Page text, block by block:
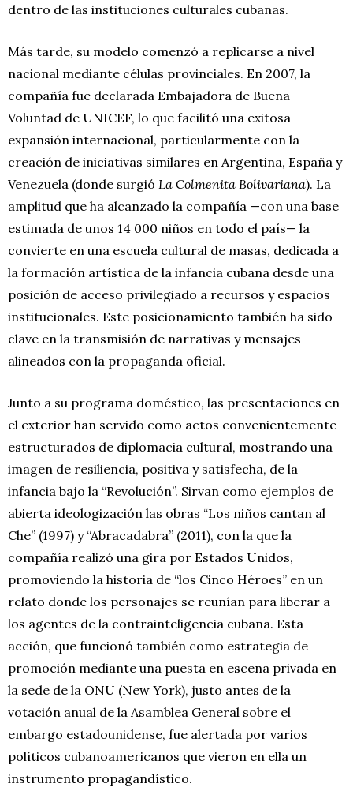
dentro de las instituciones culturales cubanas.
Más tarde, su modelo comenzó a replicarse a nivel
nacional mediante células provinciales. En 2007, la
compañía fue declarada Embajadora de Buena
Voluntad de UNICEF, lo que facilitó una exitosa
expansión internacional, particularmente con la
creación de iniciativas similares en Argentina, España y
Venezuela (donde surgió La Colmenita Bolivariana). La
amplitud que ha alcanzado la compañía —con una base
estimada de unos 14 000 niños en todo el país— la
convierte en una escuela cultural de masas, dedicada a
la formación artística de la infancia cubana desde una
posición de acceso privilegiado a recursos y espacios
institucionales. Este posicionamiento también ha sido
clave en la transmisión de narrativas y mensajes
alineados con la propaganda oficial.
Junto a su programa doméstico, las presentaciones en
el exterior han servido como actos convenientemente
estructurados de diplomacia cultural, mostrando una
imagen de resiliencia, positiva y satisfecha, de la
infancia bajo la “Revolución”. Sirvan como ejemplos de
abierta ideologización las obras “Los niños cantan al
Che” (1997) y “Abracadabra” (2011), con la que la
compañía realizó una gira por Estados Unidos,
promoviendo la historia de “los Cinco Héroes” en un
relato donde los personajes se reunían para liberar a
los agentes de la contrainteligencia cubana. Esta
acción, que funcionó también como estrategia de
promoción mediante una puesta en escena privada en
la sede de la ONU (New York), justo antes de la
votación anual de la Asamblea General sobre el
embargo estadounidense, fue alertada por varios
políticos cubanoamericanos que vieron en ella un
instrumento propagandístico.